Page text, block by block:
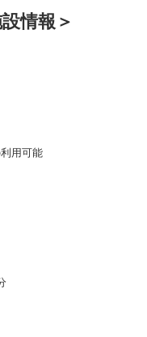
情報＞
用可能